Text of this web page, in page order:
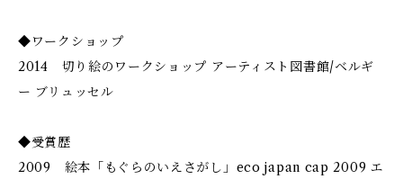
◆ワークショップ
2014 切り絵のワークショップ アーティスト図書館/ベルギ
ー ブリュッセル
◆受賞歴
2009 絵本「もぐらのいえさがし」eco japan cap 2009 エ